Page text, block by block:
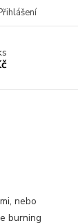
nebo
burning